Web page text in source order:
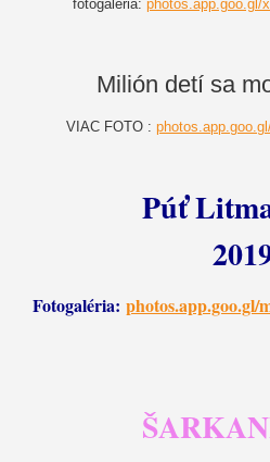
fotogaléria: photos.app.goo.gl/
Milión detí sa
VIAC FOTO :
Púť
Fotogaléria: